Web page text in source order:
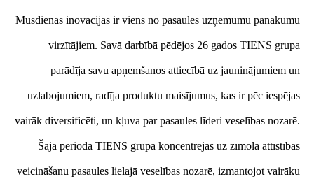
Mūsdienās inovācijas ir viens no pasaules uzņēmumu panākumu
virzītājiem. Savā darbībā pēdējos 26 gados TIENS grupa
parādīja savu apņemšanos attiecībā uz jauninājumiem un
uzlabojumiem, radīja produktu maisījumus, kas ir pēc iespējas
vairāk diversificēti, un kļuva par pasaules līderi veselības nozarē.
Šajā periodā TIENS grupa koncentrējās uz zīmola attīstības
veicināšanu pasaules lielajā veselības nozarē, izmantojot vairāku